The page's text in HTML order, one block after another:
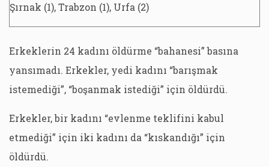
Şırnak (1), Trabzon (1), Urfa (2)
Erkeklerin 24 kadını öldürme “bahanesi” basına
yansımadı. Erkekler, yedi kadını “barışmak
istemediği”, “boşanmak istediği” için öldürdü.
Erkekler, bir kadını “evlenme teklifini kabul
etmediği” için iki kadını da “kıskandığı” için
öldürdü.